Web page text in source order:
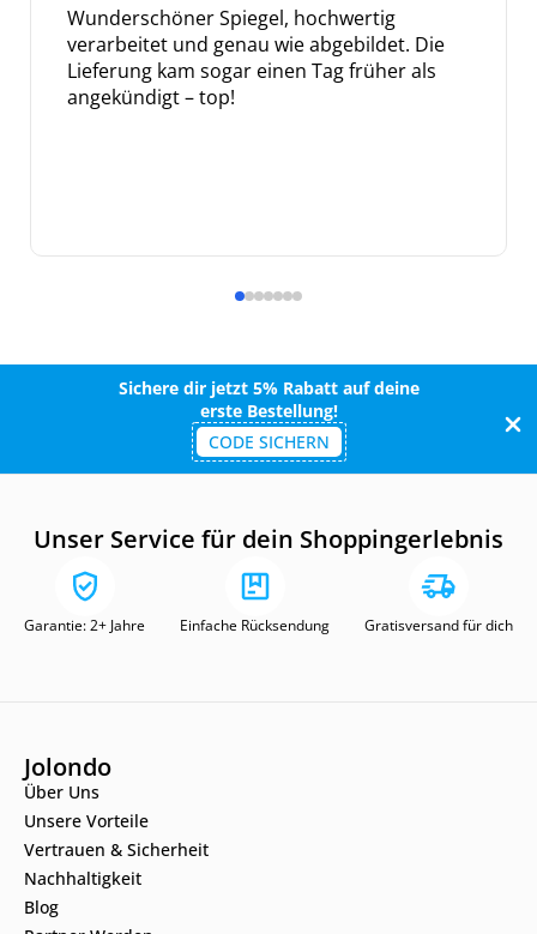
Wunderschöner Spiegel, hochwertig
verarbeitet und genau wie abgebildet. Die
Lieferung kam sogar einen Tag früher als
angekündigt – top!
Sichere dir jetzt 5% Rabatt auf deine
erste Bestellung!
CODE SICHERN
Unser Service für dein Shoppingerlebnis
Garantie: 2+ Jahre Einfache Rücksendung Gratisversand für dich
Jolondo
Über Uns
Unsere Vorteile
Vertrauen & Sicherheit
Nachhaltigkeit
Blog